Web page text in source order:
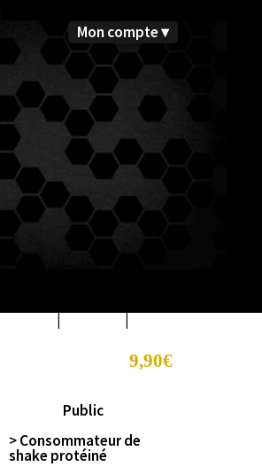
Mon compte ▾
Public
> Consommateur de
shake protéiné
9,90€